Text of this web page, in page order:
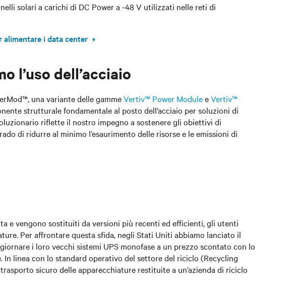
solari a carichi di DC Power a -48 V utilizzati nelle reti di
alimentare i data center
l’uso dell’acciaio
una variante delle gammeVertiv™ Power ModuleeVertiv™
strutturale fondamentale al posto dell’acciaio per soluzioni di
riflette il nostro impegno a sostenere gli obiettivi di
di ridurre al minimo l’esaurimento delle risorse e le emissioni di
e vengono sostituiti da versioni più recenti ed efficienti, gli utenti
Per affrontare questa sfida, negli Stati Uniti abbiamo lanciato il
i loro vecchi sistemi UPS monofase a un prezzo scontato con lo
linea con lo standard operativo del settore del riciclo (Recycling
sicuro delle apparecchiature restituite a un’azienda di riciclo